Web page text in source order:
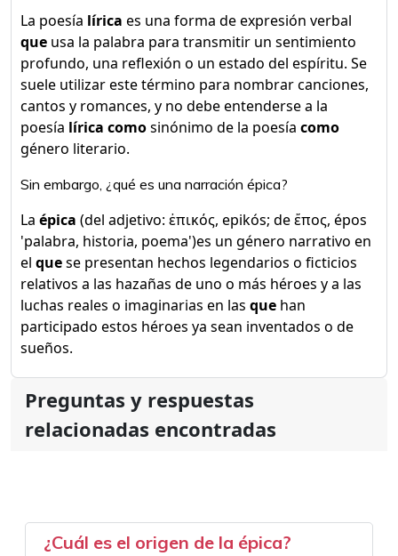
La poesía lírica es una forma de expresión verbal
que usa la palabra para transmitir un sentimiento
profundo, una reflexión o un estado del espíritu. Se
suele utilizar este término para nombrar canciones,
cantos y romances, y no debe entenderse a la
poesía lírica comosinónimo de la poesía como
género literario.
Sin embargo, ¿qué es una narración épica?
La épica (del adjetivo: ἐπικός, epikós; de ἔπος, épos
'palabra, historia, poema')​es un género narrativo en
el quese presentan hechos legendarios o ficticios
relativos a las hazañas de uno o más héroes y a las
luchas reales o imaginarias en las que han
participado estos héroes ya sean inventados o de
sueños.
Preguntas y respuestas
relacionadas encontradas
¿Cuál es el origen de la épica?